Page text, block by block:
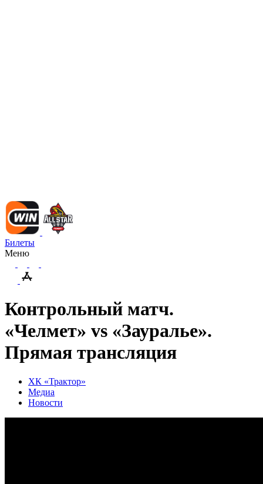
Билеты
Меню
Контрольный матч.
«Челмет» vs «Зауралье».
Прямая трансляция
ХК «Трактор»
Медиа
Новости